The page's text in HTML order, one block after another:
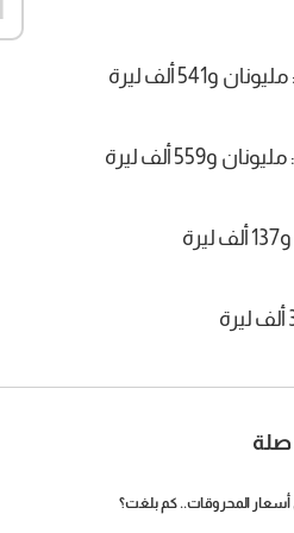
صلة
المحروقات.. كم بلغت؟